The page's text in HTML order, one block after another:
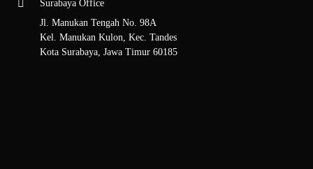
Surabaya Office
Jl. Manukan Tengah No. 98A
Kel. Manukan Kulon, Kec. Tandes
Kota Surabaya, Jawa Timur 60185